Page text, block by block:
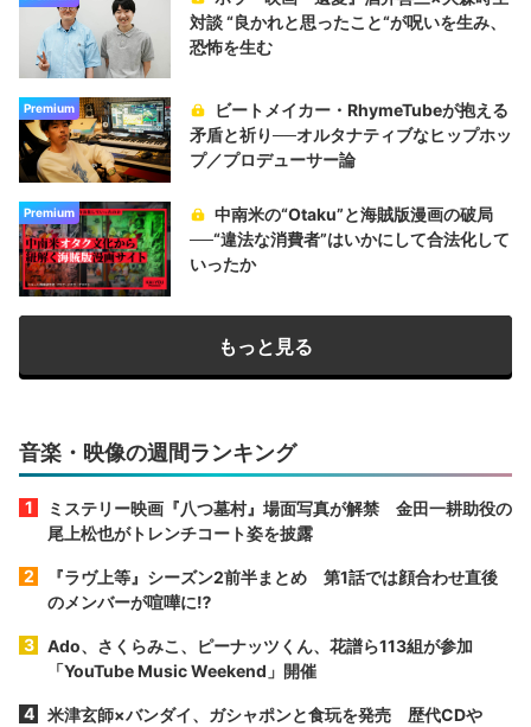
対談 “良かれと思ったこと“が呪いを生み、
恐怖を生む
Premium
ビートメイカー・RhymeTubeが抱える
矛盾と祈り──オルタナティブなヒップホッ
プ／プロデューサー論
Premium
中南米の“Otaku”と海賊版漫画の破局
──“違法な消費者”はいかにして合法化して
いったか
もっと見る
音楽・映像の週間ランキング
ミステリー映画『八つ墓村』場面写真が解禁 金田一耕助役の
尾上松也がトレンチコート姿を披露
『ラヴ上等』シーズン2前半まとめ 第1話では顔合わせ直後
のメンバーが喧嘩に⁉︎
Ado、さくらみこ、ピーナッツくん、花譜ら113組が参加
「YouTube Music Weekend」開催
米津玄師×バンダイ、ガシャポンと食玩を発売 歴代CDや